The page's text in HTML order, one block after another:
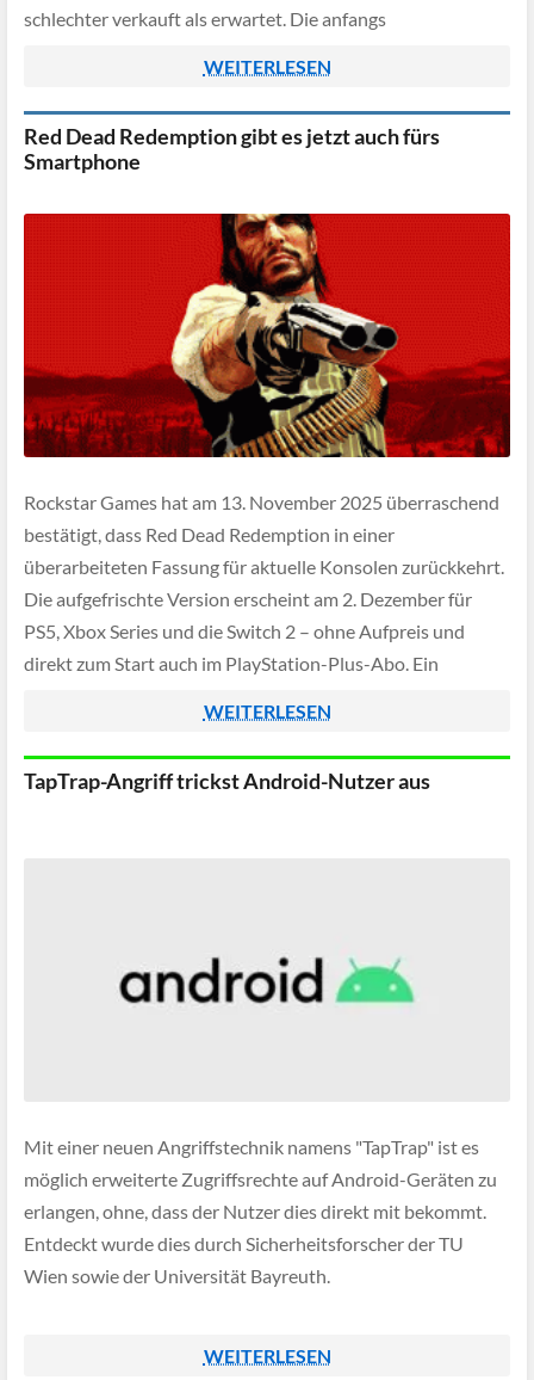
schlechter verkauft als erwartet. Die anfangs
WEITERLESEN
Red Dead Redemption gibt es jetzt auch fürs
Smartphone
Rockstar Games hat am 13. November 2025 überraschend
bestätigt, dass Red Dead Redemption in einer
überarbeiteten Fassung für aktuelle Konsolen zurückkehrt.
Die aufgefrischte Version erscheint am 2. Dezember für
PS5, Xbox Series und die Switch 2 – ohne Aufpreis und
direkt zum Start auch im PlayStation-Plus-Abo. Ein
WEITERLESEN
TapTrap-Angriff trickst Android-Nutzer aus
Mit einer neuen Angriffstechnik namens "TapTrap" ist es
möglich erweiterte Zugriffsrechte auf Android-Geräten zu
erlangen, ohne, dass der Nutzer dies direkt mit bekommt.
Entdeckt wurde dies durch Sicherheitsforscher der TU
Wien sowie der Universität Bayreuth.
WEITERLESEN